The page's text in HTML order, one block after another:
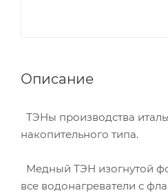
Описание
ТЭНы производства
накопительного типа.
Медный ТЭН изогнутой
все водонагреватели с